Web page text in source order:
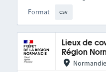
Format csv
Lieux de
Région
Normandie